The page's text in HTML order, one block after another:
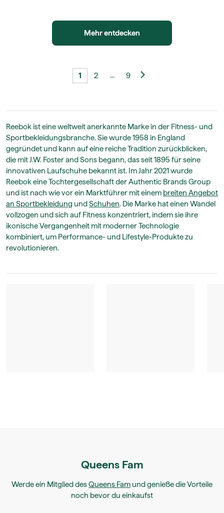
Mehr entdecken
1 2 ... 9
Reebok ist eine weltweit anerkannte Marke in der Fitness- und
Sportbekleidungsbranche. Sie wurde 1958 in England
gegründet und kann auf eine reiche Tradition zurückblicken,
die mit J.W. Foster and Sons begann, das seit 1895 für seine
innovativen Laufschuhe bekannt ist. Im Jahr 2021 wurde
Reebok eine Tochtergesellschaft der Authentic Brands Group
und ist nach wie vor ein Marktführer mit einem breiten Angebot
an Sportbekleidung undSchuhen. Die Marke hat einen Wandel
vollzogen und sich auf Fitness konzentriert, indem sie ihre
ikonische Vergangenheit mit moderner Technologie
kombiniert, um Performance- und Lifestyle-Produkte zu
revolutionieren.
Queens Fam
Werde ein Mitglied desQueens Fam und genieße die Vorteile
noch bevor du einkaufst